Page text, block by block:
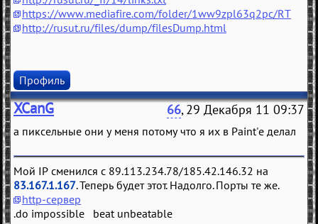
https://www.mediafire.com/folder/1ww9zpl63q2pc/RT
http://rusut.ru/files/dump/filesDump.html
Профиль
XCanG 66, 29 Декабря 11 09:37
а пиксельные они у меня потому что я их в Paint'е делал
Мой IP сменился с 89.113.234.78/185.42.146.32 на
83.167.1.167. Теперь будет этот. Надолго. Порты те же.
http-сервер
.do impossible beat unbeatable